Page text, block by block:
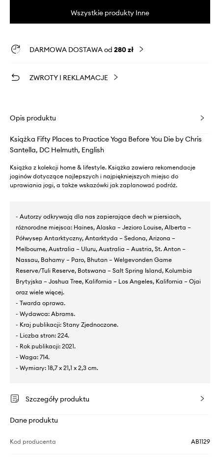
Wszystkie produkty Inne
DARMOWA DOSTAWA od 280 zł
ZWROTY I REKLAMACJE
Opis produktu
Książka Fifty Places to Practice Yoga Before You Die by Chris
Santella, DC Helmuth, English
Książka z kolekcji home & lifestyle. Książka zawiera rekomendacje
joginów dotyczące najlepszych i najpiękniejszych miejsc do
uprawiania jogi, a także wskazówki jak zaplanować podróż.
- Autorzy odkrywają dla nas zapierające dech w piersiach,
różnorodne miejsca: Haines, Alaska – Jezioro Louise, Alberta –
Półwysep Antarktyczny, Antarktyda – Sedona, Arizona –
Melbourne, Australia – Uluru, Australia – Austria, St. Anton –
Nassau, Bahamy – Paro, Bhutan – Welgevonden Game
Reserve/Tuli Reserve, Botswana – Salt Spring Island, Kolumbia
Brytyjska – Joshua Tree, Kalifornia – Los Angeles, Kalifornia – Ojai
oraz wiele więcej.
- Twarda oprawa.
- Wydawca: Abrams.
- Kraj publikacji: Stany Zjednoczone.
- Liczba stron: 224.
- Rok publikacji: 2021.
- Waga: 714.
- Wymiary: 18,7 x 21,1 x 2,3 cm.
Szczegóły produktu
Dane produktu
Kod producenta AB1129